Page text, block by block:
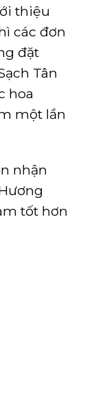
thiệu
các đơn
đặt
Tân
hoa
một lần
nhận
tốt hơn